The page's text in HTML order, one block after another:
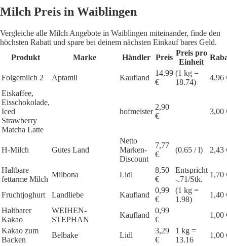
Milch Preis in Waiblingen
Vergleiche alle Milch Angebote in Waiblingen miteinander, finde den
höchsten Rabatt und spare bei deinem nächsten Einkauf bares Geld.
Produkt
Marke Händler Preis
Preis pro
Einheit
Folgemilch 2 Aptamil Kaufland
14,99
€
(1 kg =
18.74)
4,96
Eiskaffee,
Eisschokolade,
Iced
Strawberry
Matcha Latte
hofmeister
2,90
€
3,00
H-Milch Gutes Land
Netto
Marken-
Discount
7,77
€
(0.65 / l) 2,43
Haltbare
fettarme Milch
Milbona Lidl
8,50
€
Entspricht
-.71/Stk.
1,70
Fruchtjoghurt Landliebe Kaufland
0,99
€
(1 kg =
1.98)
1,40
Haltbarer
Kakao
WEIHEN-
STEPHAN
Kaufland
0,99
€
1,00
Kakao zum
Backen
Belbake Lidl
3,29
€
1 kg =
13.16
1,00